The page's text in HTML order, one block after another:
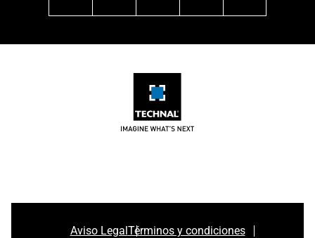
Aviso LegalTérminos y condiciones